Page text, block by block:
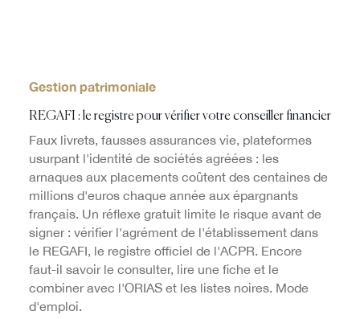
Gestion patrimoniale
REGAFI : le registre pour vérifier votre conseiller financier
Faux livrets, fausses assurances vie, plateformes
usurpant l'identité de sociétés agréées : les
arnaques aux placements coûtent des centaines de
millions d'euros chaque année aux épargnants
français. Un réflexe gratuit limite le risque avant de
signer : vérifier l'agrément de l'établissement dans
le REGAFI, le registre officiel de l'ACPR. Encore
faut-il savoir le consulter, lire une fiche et le
combiner avec l'ORIAS et les listes noires. Mode
d'emploi.